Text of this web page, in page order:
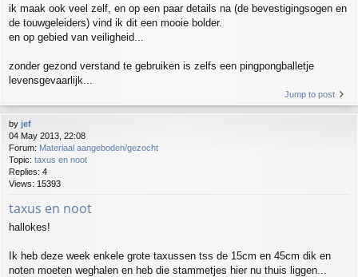
ik maak ook veel zelf, en op een paar details na (de bevestigingsogen en
de touwgeleiders) vind ik dit een mooie bolder.
en op gebied van veiligheid...
zonder gezond verstand te gebruiken is zelfs een pingpongballetje
levensgevaarlijk...
Jump to post
by jef
04 May 2013, 22:08
Forum: Materiaal aangeboden/gezocht
Topic: taxus en noot
Replies: 4
Views: 15393
taxus en noot
hallokes!
Ik heb deze week enkele grote taxussen tss de 15cm en 45cm dik en
noten moeten weghalen en heb die stammetjes hier nu thuis liggen...